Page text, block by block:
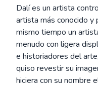
Dalí es un artista
artista más conocido y
mismo tiempo un
menudo con ligera
e historiadores del
quiso revestir su
hiciera con su nombre